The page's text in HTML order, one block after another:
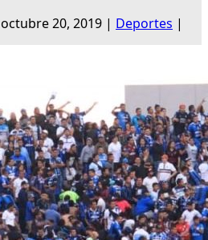
octubre 20, 2019 | Deportes |